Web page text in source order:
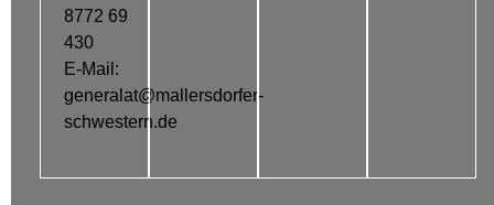
8772 69
430
E-Mail:
generalat@mallersdorfer-
schwestern.de